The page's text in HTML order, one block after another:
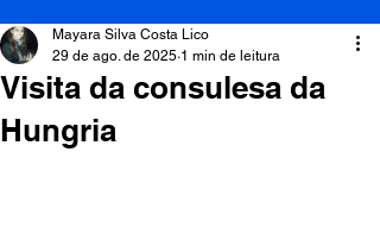
Visita da consulesa da
Hungria
Mayara Silva Costa Lico
29 de ago. de 2025 1 min de leitura